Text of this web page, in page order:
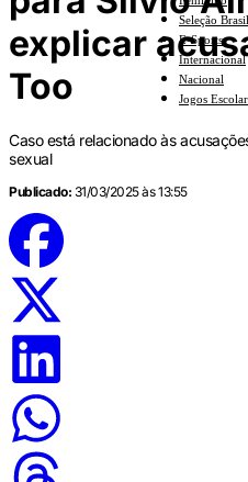
Seleção
E-Sports
Internacional
Nacional
Jogos
explicar
Too
Caso está relacionado às
sexual
Publicado: 31/03/2025 às 13:55